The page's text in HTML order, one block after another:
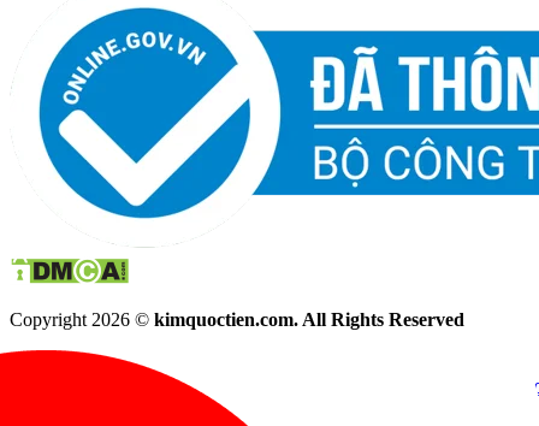
Copyright 2026 © kimquoctien.com. All Rights Reserved
(8h00 - 21h30)
(8h00 -